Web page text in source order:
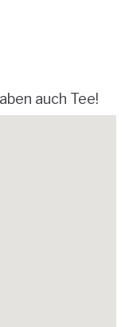
auch Tee!